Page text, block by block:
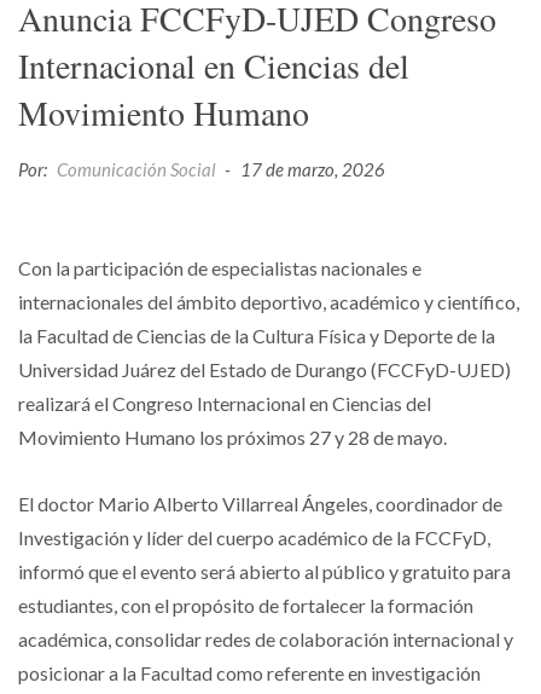
Anuncia FCCFyD-UJED Congreso
Internacional en Ciencias del
Movimiento Humano
Por: Comunicación Social - 17 de marzo, 2026
Con la participación de especialistas nacionales e
internacionales del ámbito deportivo, académico y científico,
la Facultad de Ciencias de la Cultura Física y Deporte de la
Universidad Juárez del Estado de Durango (FCCFyD-UJED)
realizará el Congreso Internacional en Ciencias del
Movimiento Humano los próximos 27 y 28 de mayo.
El doctor Mario Alberto Villarreal Ángeles, coordinador de
Investigación y líder del cuerpo académico de la FCCFyD,
informó que el evento será abierto al público y gratuito para
estudiantes, con el propósito de fortalecer la formación
académica, consolidar redes de colaboración internacional y
posicionar a la Facultad como referente en investigación